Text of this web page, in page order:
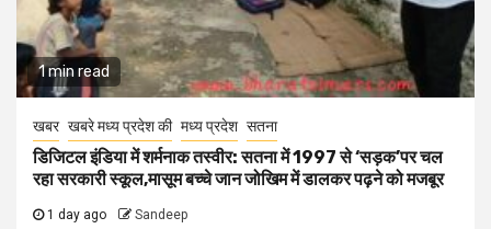
1 min read
खबर खबरे मध्य प्रदेश की मध्य प्रदेश सतना
डिजिटल इंडिया में शर्मनाक तस्वीर: सतना में 1997 से ‘सड़क’पर चल
रहा सरकारी स्कूल,मासूम बच्चे जान जोखिम में डालकर पढ़ने को मजबूर
1 day ago Sandeep